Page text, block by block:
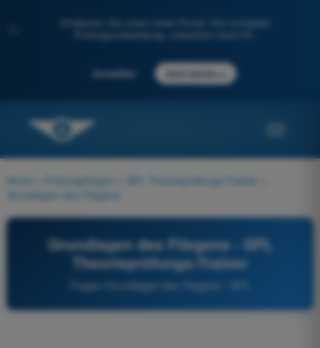
Entdecken Sie unser neues Portal: Ihre komplette
Prüfungsvorbereitung, unterstützt durch KI.
Anmelden Jetzt starten
Home Prüfungsfragen SPL Theorieprüfungs-Trainer
Grundlagen des Fliegens
Grundlagen des Fliegens - SPL
Theorieprüfungs-Trainer
Fragen Grundlagen des Fliegens - SPL